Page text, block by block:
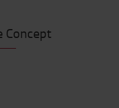
Concept